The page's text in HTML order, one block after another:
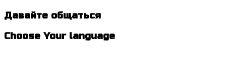
Давайте общаться
Choose Your language